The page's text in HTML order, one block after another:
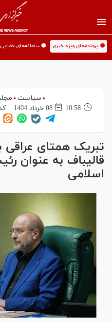
🟡 پرونده‌های ویژه خبری 🟡 سامانه‌های قضایی
سیاست
10:58
08 خرداد 1404
تبریک همتای عراقی
قالیباف به عنوان
اسلامی